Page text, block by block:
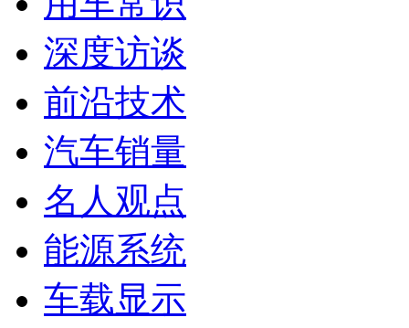
深度访谈
前沿技术
汽车销量
名人观点
能源系统
车载显示